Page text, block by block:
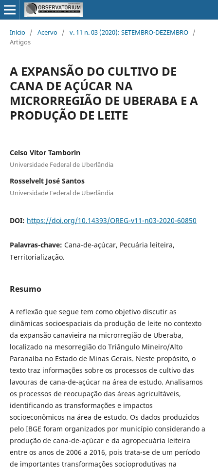
Início / Acervo / v. 11 n. 03 (2020): SETEMBRO-DEZEMBRO /
Artigos
A EXPANSÃO DO CULTIVO DE
CANA DE AÇÚCAR NA
MICRORREGIÃO DE UBERABA E A
PRODUÇÃO DE LEITE
Celso Vítor Tamborin
Universidade Federal de Uberlândia
Rosselvelt José Santos
Universidade Federal de Uberlândia
DOI: https://doi.org/10.14393/OREG-v11-n03-2020-60850
Palavras-chave: Cana-de-açúcar, Pecuária leiteira,
Territorialização.
Resumo
A reflexão que segue tem como objetivo discutir as
dinâmicas socioespaciais da produção de leite no contexto
da expansão canavieira na microrregião de Uberaba,
localizado na mesorregião do Triângulo Mineiro/Alto
Paranaíba no Estado de Minas Gerais. Neste propósito, o
texto traz informações sobre os processos de cultivo das
lavouras de cana-de-açúcar na área de estudo. Analisamos
os processos de reocupação das áreas agricultáveis,
identificando as transformações e impactos
socioeconômicos na área de estudo. Os dados produzidos
pelo IBGE foram organizados por município considerando a
produção de cana-de-açúcar e da agropecuária leiteira
entre os anos de 2006 a 2016, pois trata-se de um período
de importantes transformações socioprodutivas na